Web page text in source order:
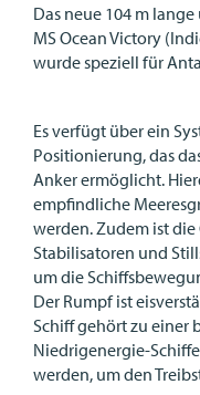
Das neue 104 m
MS Ocean Victory
wurde speziell für
Es verfügt über ein
Positionierung, das
Anker ermöglicht.
empfindliche
werden. Zudem ist die
Stabilisatoren und
um die
Der Rumpf ist
Schiff gehört zu einer
Niedrigenergie-
werden, um den